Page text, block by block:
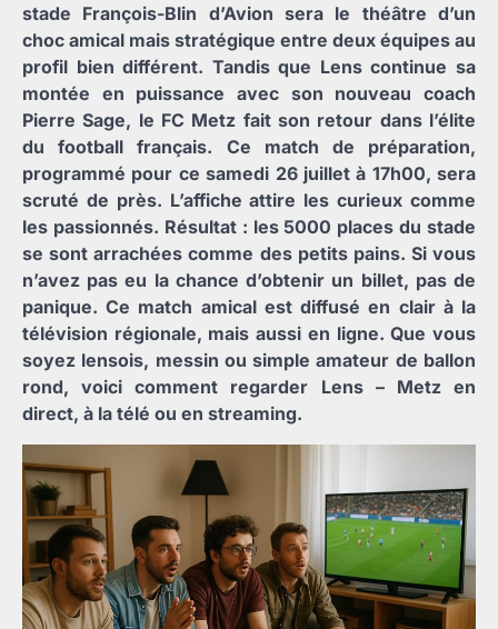
stade François-Blin d’Avion sera le théâtre d’un
choc amical mais stratégique entre deux équipes au
profil bien différent. Tandis que Lens continue sa
montée en puissance avec son nouveau coach
Pierre Sage, le FC Metz fait son retour dans l’élite
du football français. Ce match de préparation,
programmé pour ce samedi 26 juillet à 17h00, sera
scruté de près. L’affiche attire les curieux comme
les passionnés. Résultat : les 5000 places du stade
se sont arrachées comme des petits pains. Si vous
n’avez pas eu la chance d’obtenir un billet, pas de
panique. Ce match amical est diffusé en clair à la
télévision régionale, mais aussi en ligne. Que vous
soyez lensois, messin ou simple amateur de ballon
rond, voici comment regarder Lens – Metz en
direct, à la télé ou en streaming.